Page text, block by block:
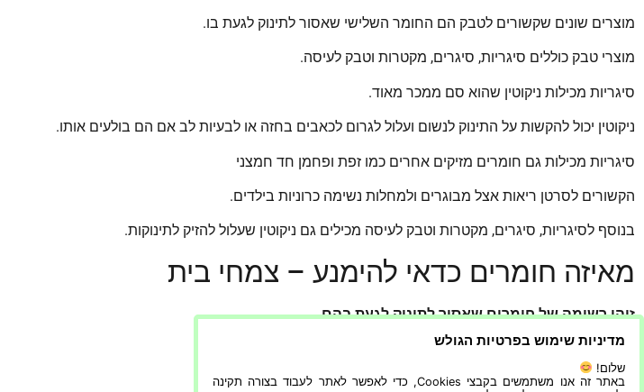
מוצרים שונים שקשורים לטבק הם החומר השלישי שאסור לתינוק לגעת בו.
מוצרי טבק כוללים סיגריות, סיגרים, מקטרות וטבק לעיסה.
סיגריות מכילות ניקוטין שהוא סם ממכר מאוד.
ניקוטין יכול להקשות על התינוק לנשום ועלול לגרום לכאבים בחזה או לבעיות לב אם הם בולעים אותו.
סיגריות מכילות גם חומרים מזיקים אחרים כמו זפת ופחמן חד חמצני
הקשורים לסרטן ריאות אצל מבוגרים ולמחלות נשימה כרוניות בילדים.
בנוסף לסיגריות, סיגרים, מקטרות וטבק לעיסה מכילים גם ניקוטין שעלול להזיק לתינוקות.
מאיזה חומרים כדאי להימנע – צמחי בית
זוהי רשימה של חומרים שאסור לתינוק לגעת בהם.
חפצים חדים: אלו עלולים לחתוך את עורו של התינוק ולגרום לפציעה.
נוזלים חמים: התינוק עלול לשרוף את עצמו מלגעת בו או לשתות אותו.
מדיניות שימוש בפרטיות הגולש
שלום!
באתר זה אנו משתמשים בקבצי Cookies, כדי לאפשר לאתר לעבוד בצורה תקינה